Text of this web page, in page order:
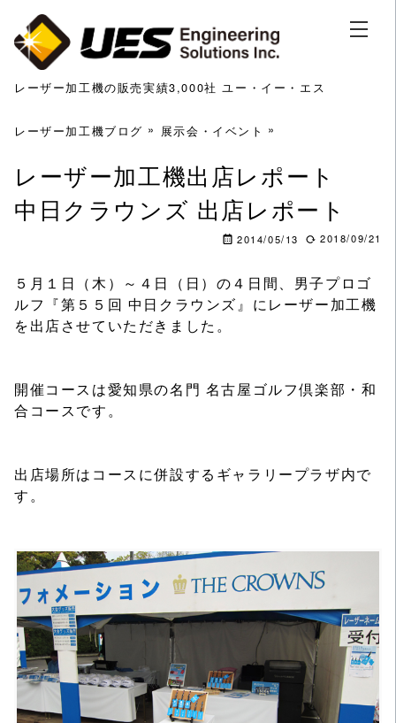
レーザー加工機の販売実績3,000社 ユー・イー・エス
レーザー加工機ブログ 展示会・イベント
レーザー加工機出店レポート
中日クラウンズ 出店レポート
2014/05/13 2018/09/21
５月１日（木）～４日（日）の４日間、男子プロゴ
ルフ『第５５回 中日クラウンズ』にレーザー加工機
を出店させていただきました。
開催コースは愛知県の名門 名古屋ゴルフ倶楽部・和
合コースです。
出店場所はコースに併設するギャラリープラザ内で
す。